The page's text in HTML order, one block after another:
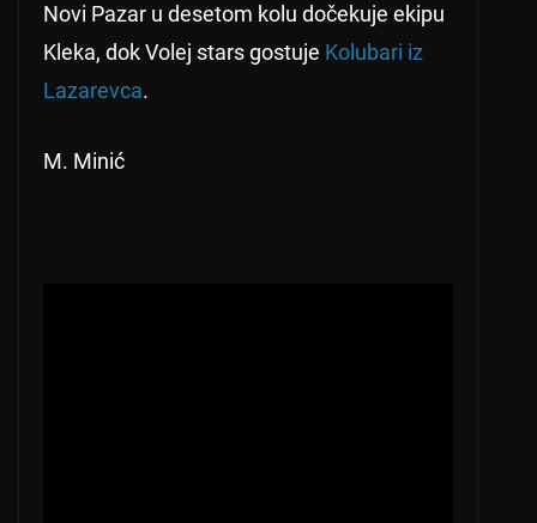
Novi Pazar u desetom kolu dočekuje ekipu
Kleka, dok Volej stars gostuje Kolubari iz
Lazarevca.
M. Minić